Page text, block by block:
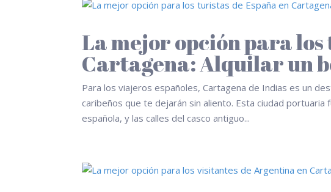
La mejor opción para
Cartagena: Alquilar un
Para los viajeros españoles, Cartagena de Indias es un
caribeños que te dejarán sin aliento. Esta ciudad
española, y las calles del casco antiguo...